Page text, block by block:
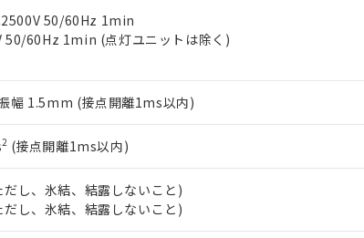
50/60Hz 1min
50/60Hz 1min (点灯ユニットは除く)
幅 1.5mm (接点開離1ms以内)
2 (接点開離1ms以内)
し、氷結、結露しないこと)
し、氷結、結露しないこと)
。